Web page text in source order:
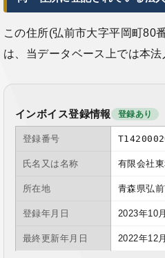
この住所(弘前市大字平岡町80
は、当データベース上では本法
インボイス登録情報 登録あり
登録番号
氏名又は名称 有限会社
所在地 青森県弘
登録年月日 2023年10
最終更新年月日 2022年12